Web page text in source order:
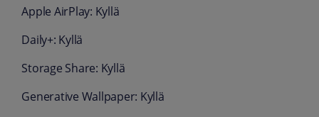
Apple AirPlay: Kyllä
Daily+: Kyllä
Storage Share: Kyllä
Generative Wallpaper: Kyllä